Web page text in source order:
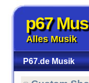
p67
Alles Musik
P67.de Musik